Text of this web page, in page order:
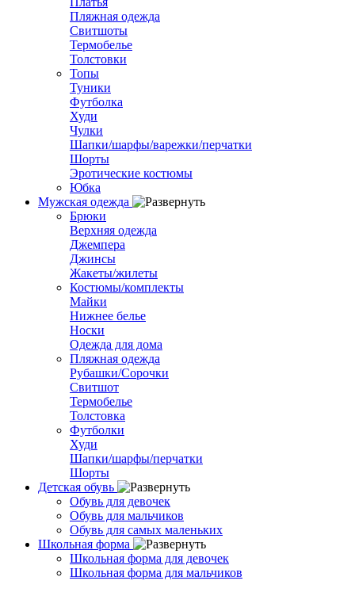
Пляжная одежда
Свитшоты
Термобелье
Толстовки
Топы
Туники
Футболка
Худи
Чулки
Шапки/шарфы/варежки/перчатки
Шорты
Эротические костюмы
Юбка
Мужская одежда
Брюки
Верхняя одежда
Джемпера
Джинсы
Жакеты/жилеты
Костюмы/комплекты
Майки
Нижнее белье
Носки
Одежда для дома
Пляжная одежда
Рубашки/Сорочки
Свитшот
Термобелье
Толстовка
Футболки
Худи
Шапки/шарфы/перчатки
Шорты
Детская обувь
Обувь для девочек
Обувь для мальчиков
Обувь для самых маленьких
Школьная форма
Школьная форма для девочек
Школьная форма для мальчиков